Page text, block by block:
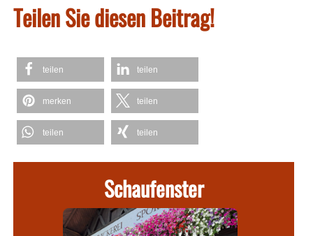
Teilen Sie diesen Beitrag!
teilen teilen
merken teilen
teilen teilen
Schaufenster